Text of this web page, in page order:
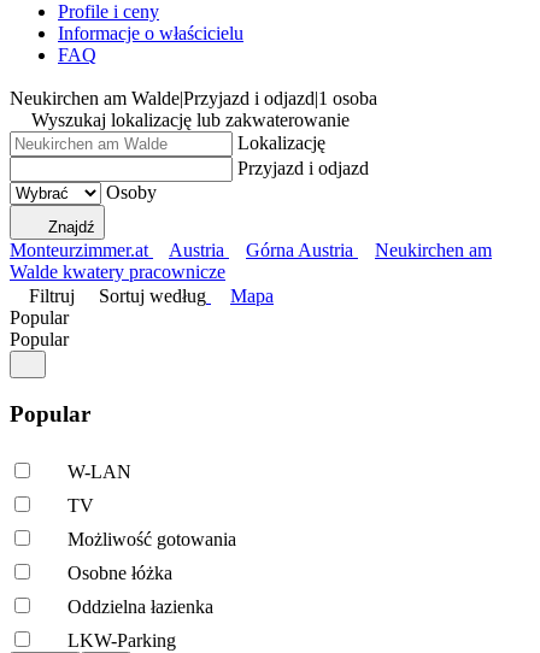
Profile i ceny
Informacje o właścicielu
FAQ
Neukirchen am Walde|Przyjazd i odjazd|1 osoba
Wyszukaj lokalizację lub zakwaterowanie
Lokalizację
Przyjazd i odjazd
Osoby
Znajdź
Monteurzimmer.at Austria Górna Austria
Neukirchen am
Walde kwatery pracownicze
Filtruj
Sortuj według
Mapa
Popular
Popular
Popular
W-LAN
TV
Możliwość gotowania
Osobne łóżka
Oddzielna łazienka
LKW-Parking